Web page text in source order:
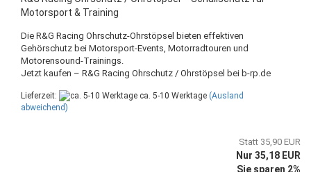
Motorsport & Training
Die R&G Racing Ohrschutz-Ohrstöpsel bieten effektiven
Gehörschutz bei Motorsport-Events, Motorradtouren und
Motorensound-Trainings.
Jetzt kaufen – R&G Racing Ohrschutz / Ohrstöpsel bei b-rp.de
Lieferzeit: ca. 5-10 Werktage (Ausland
abweichend)
Statt 35,90 EUR
Nur 35,18 EUR
Sie sparen 2%